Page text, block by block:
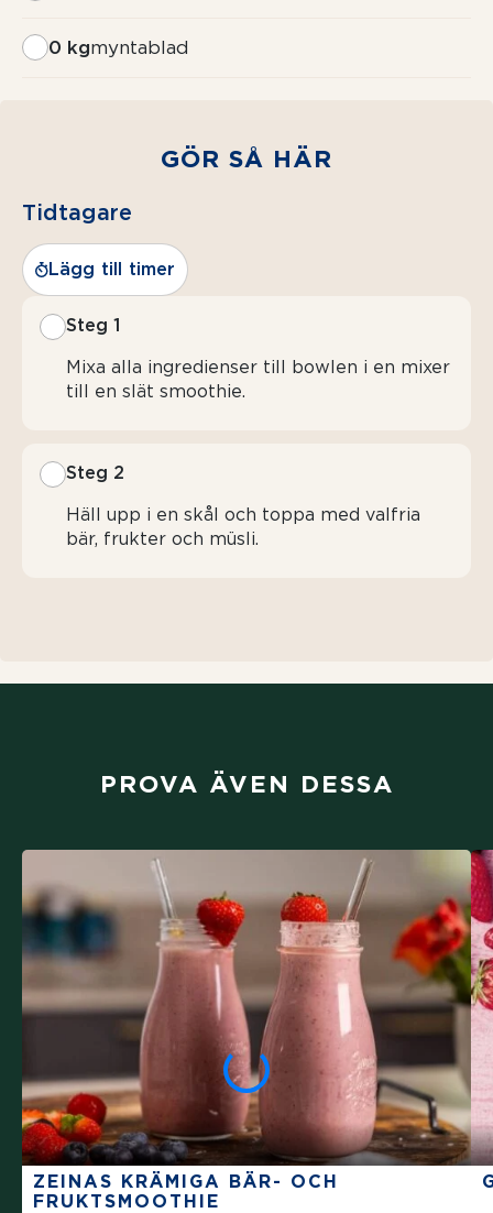
0 kgmyntablad
GÖR SÅ HÄR
Tidtagare
Lägg till timer
Steg 1
Mixa alla ingredienser till bowlen i en mixer
till en slät smoothie.
Steg 2
Häll upp i en skål och toppa med valfria
bär, frukter och müsli.
PROVA ÄVEN DESSA
ZEINAS KRÄMIGA BÄR- OCH
FRUKTSMOOTHIE